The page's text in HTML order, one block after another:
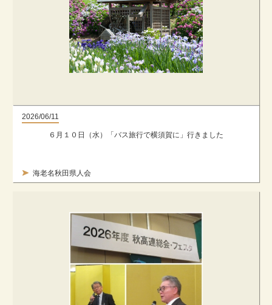
2026/06/11
海老名秋田県人会
６月１０日（水）「バス旅行で横須賀に」行きました